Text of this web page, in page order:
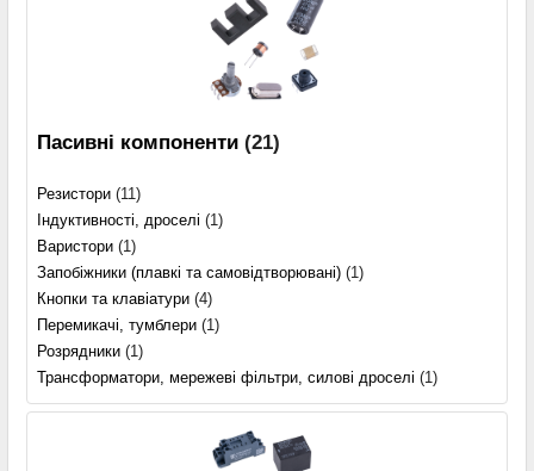
Пасивні компоненти (21)
Резистори (11)
Індуктивності, дроселі (1)
Варистори (1)
Запобіжники (плавкі та самовідтворювані) (1)
Кнопки та клавіатури (4)
Перемикачі, тумблери (1)
Розрядники (1)
Трансформатори, мережеві фільтри, силові дроселі (1)